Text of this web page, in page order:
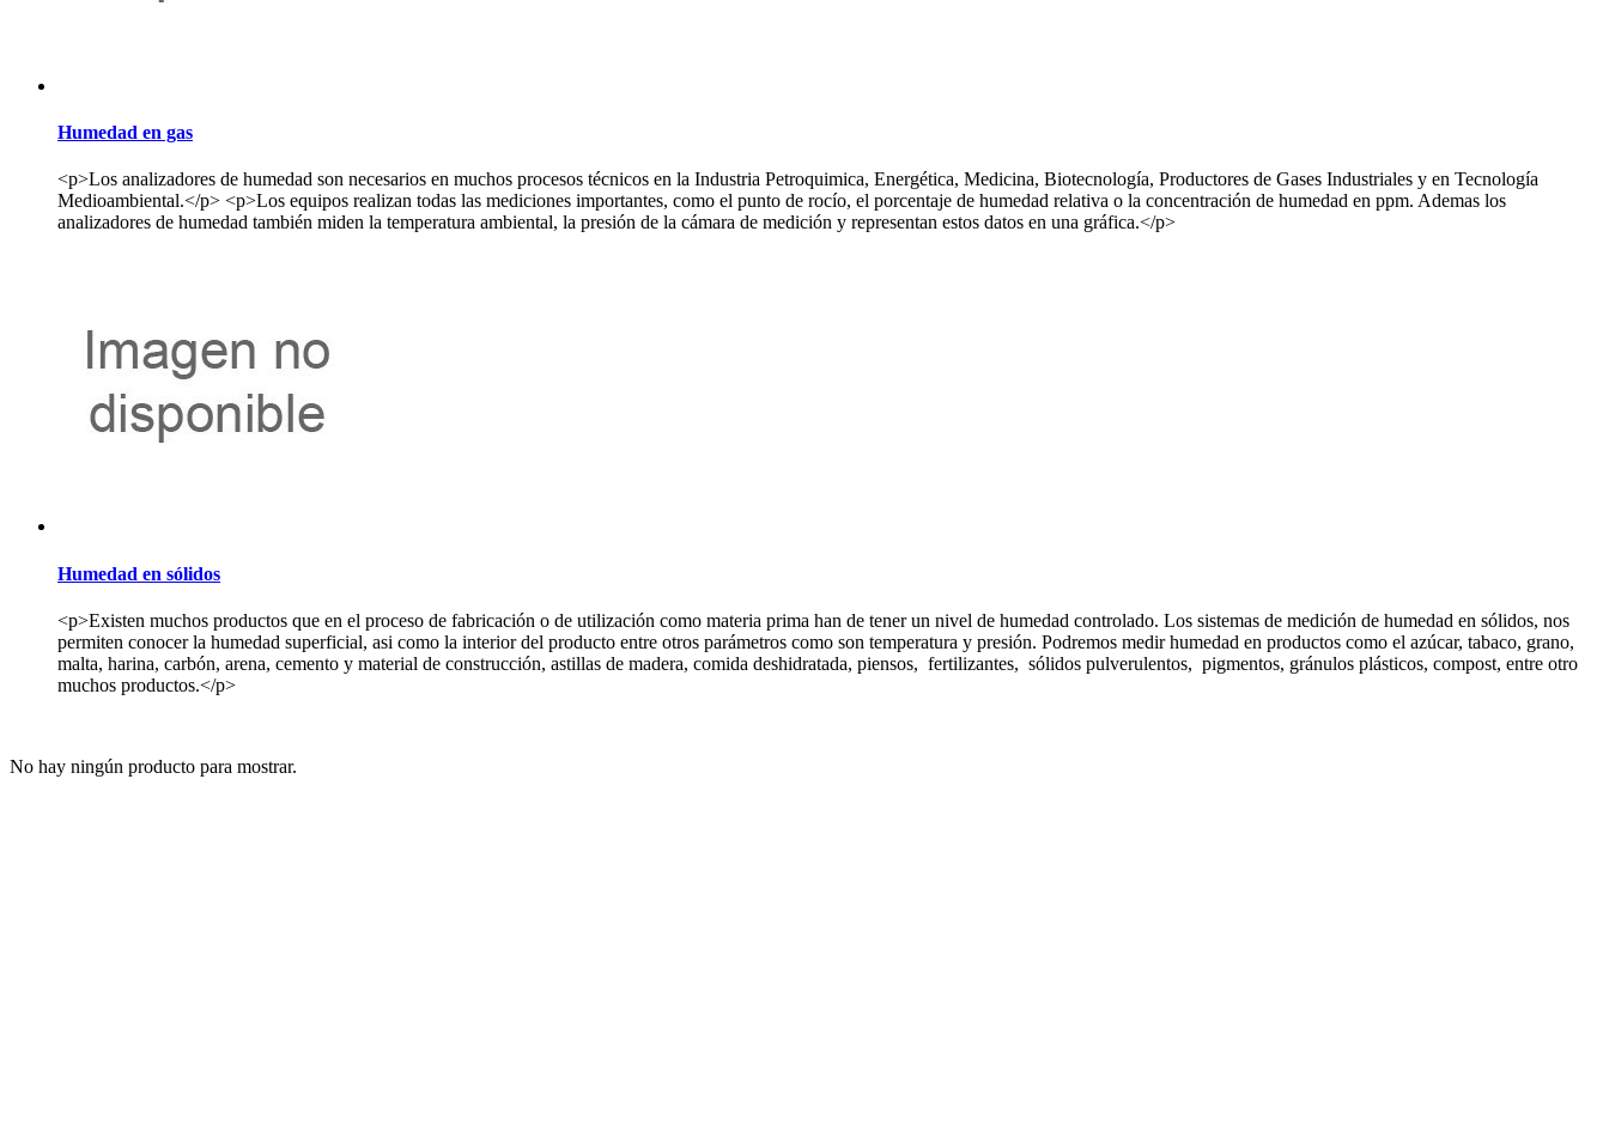
Humedad en gas
<p>Los analizadores de humedad son necesarios en muchos procesos técnicos en la Industria Petroquimica, Energética, Medicina, Biotecnología, Productores de Gases Industriales y en Tecnología
Medioambiental.</p> <p>Los equipos realizan todas las mediciones importantes, como el punto de rocío, el porcentaje de humedad relativa o la concentración de humedad en ppm. Ademas los
analizadores de humedad también miden la temperatura ambiental, la presión de la cámara de medición y representan estos datos en una gráfica.</p>
Humedad en sólidos
<p>Existen muchos productos que en el proceso de fabricación o de utilización como materia prima han de tener un nivel de humedad controlado. Los sistemas de medición de humedad en sólidos, nos
permiten conocer la humedad superficial, asi como la interior del producto entre otros parámetros como son temperatura y presión. Podremos medir humedad en productos como el azúcar, tabaco, grano,
malta, harina, carbón, arena, cemento y material de construcción, astillas de madera, comida deshidratada, piensos, fertilizantes, sólidos pulverulentos, pigmentos, gránulos plásticos, compost, entre otro
muchos productos.</p>
No hay ningún producto para mostrar.